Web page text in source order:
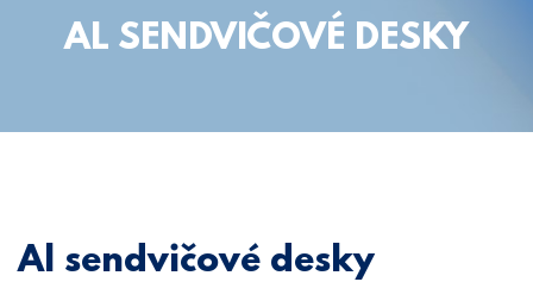
AL SENDVIČOVÉ DESKY
Al sendvičové desky